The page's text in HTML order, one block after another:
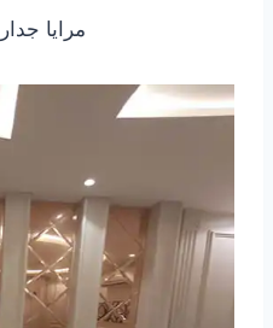
مرايا